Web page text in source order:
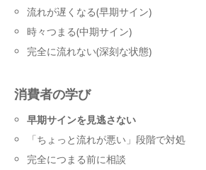
流れが遅くなる(早期サイン)
時々つまる(中期サイン)
完全に流れない(深刻な状態)
消費者の学び
早期サインを見逃さない
「ちょっと流れが悪い」段階で対処
完全につまる前に相談